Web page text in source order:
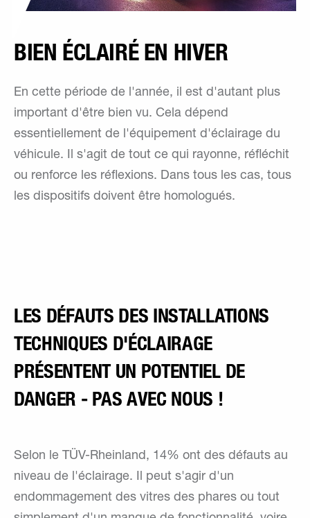
BIEN ÉCLAIRÉ EN HIVER
En cette période de l'année, il est d'autant plus
important d'être bien vu. Cela dépend
essentiellement de l'équipement d'éclairage du
véhicule. Il s'agit de tout ce qui rayonne, réfléchit
ou renforce les réflexions. Dans tous les cas, tous
les dispositifs doivent être homologués.
LES DÉFAUTS DES INSTALLATIONS
TECHNIQUES D'ÉCLAIRAGE
PRÉSENTENT UN POTENTIEL DE
DANGER - PAS AVEC NOUS !
Selon le TÜV-Rheinland, 14% ont des défauts au
niveau de l'éclairage. Il peut s'agir d'un
endommagement des vitres des phares ou tout